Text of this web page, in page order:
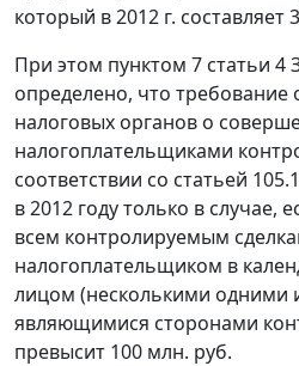
который в 2012 г. составляет
При этом пунктом 7 статьи 4
определено, что требование
налоговых органов о
налогоплательщиками
соответствии со статьей
в 2012 году только в случае,
всем контролируемым
налогоплательщиком в
лицом (несколькими одними
являющимися сторонами
превысит 100 млн. руб.